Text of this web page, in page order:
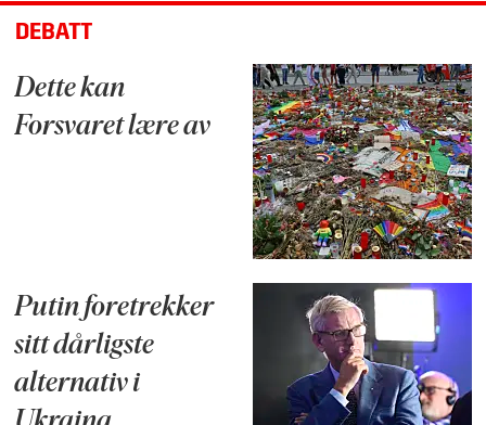
DEBATT
Dette kan
Forsvaret lære av
Putin foretrekker
sitt dårligste
alternativ i